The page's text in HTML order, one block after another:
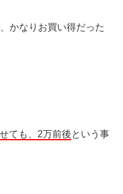
かなりお買い得だった
ても、2万前後という事